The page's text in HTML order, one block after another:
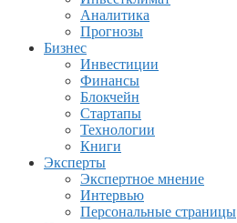
Аналитика
Прогнозы
Бизнес
Инвестиции
Финансы
Блокчейн
Стартапы
Технологии
Книги
Эксперты
Экспертное мнение
Интервью
Персональные страницы